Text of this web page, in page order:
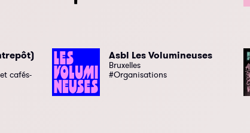
cafés-
Asbl Les Volumineuses
Bruxelles
#Organisations